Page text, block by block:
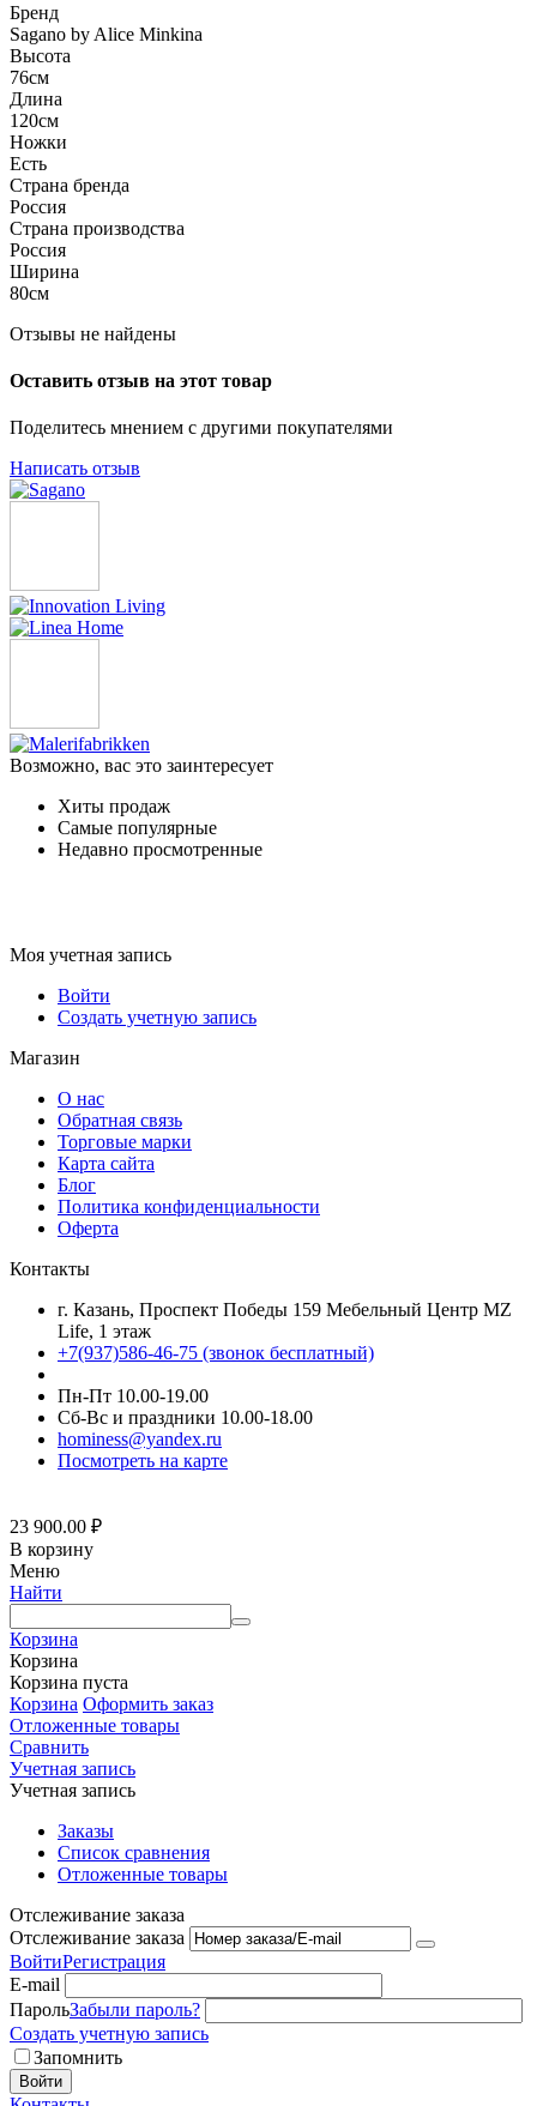
Бренд
Sagano by Alice Minkina
Высота
76см
Длина
120см
Ножки
Есть
Страна бренда
Россия
Страна производства
Россия
Ширина
80см
Отзывы не найдены
Оставить отзыв на этот товар
Поделитесь мнением с другими покупателями
Написать отзыв
Возможно, вас это заинтересует
Хиты продаж
Самые популярные
Недавно просмотренные
Моя учетная запись
Войти
Создать учетную запись
Магазин
О нас
Обратная связь
Торговые марки
Карта сайта
Блог
Политика конфиденциальности
Оферта
Контакты
г. Казань, Проспект Победы 159 Мебельный Центр MZ
Life, 1 этаж
+7(937)586-46-75 (звонок бесплатный)
Пн-Пт 10.00-19.00
Сб-Вс и праздники 10.00-18.00
hominess@yandex.ru
Посмотреть на карте
23 900.00 ₽
В корзину
Меню
Найти
Корзина
Корзина
Корзина пуста
Корзина Оформить заказ
Отложенные товары
Сравнить
Учетная запись
Учетная запись
Заказы
Список сравнения
Отложенные товары
Отслеживание заказа
Отслеживание заказа
ВойтиРегистрация
E-mail
ПарольЗабыли пароль?
Создать учетную запись
Запомнить
Войти